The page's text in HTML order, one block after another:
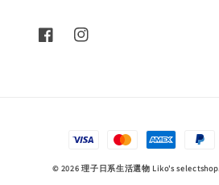
© 2026 理子日系生活選物 Liko's